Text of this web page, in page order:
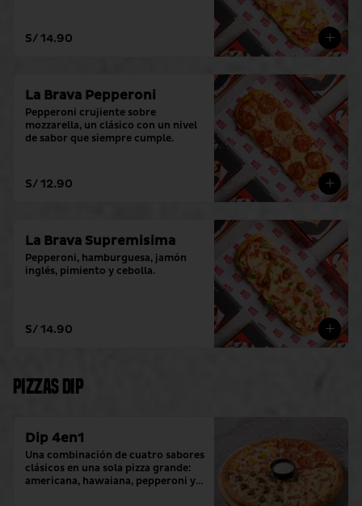
S/ 14.90
La Brava Pepperoni
Pepperoni crujiente sobre
mozzarella, un clásico con un nivel
de sabor que siempre cumple.
S/ 12.90
La Brava Supremisima
Pepperoni, hamburguesa, jamón
inglés, pimiento y cebolla.
S/ 14.90
Pizzas Dip
Dip 4en1
Una combinación de cuatro sabores
clásicos en una sola pizza grande:
americana, hawaiana, pepperoni y